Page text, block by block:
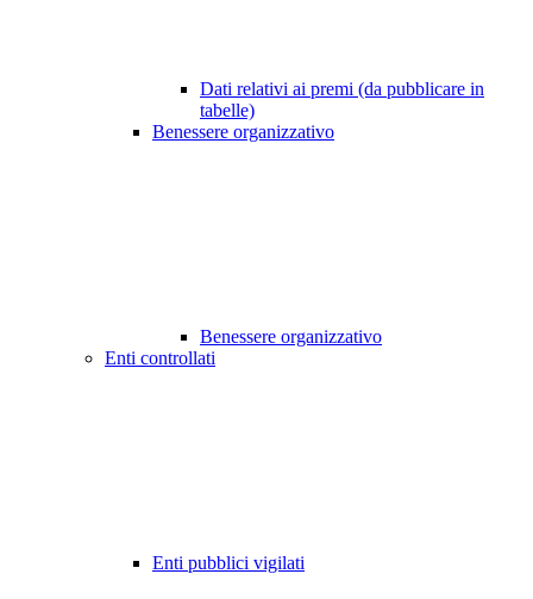
Dati relativi ai premi (da pubblicare in
tabelle)
Benessere organizzativo
Benessere organizzativo
Enti controllati
Enti pubblici vigilati